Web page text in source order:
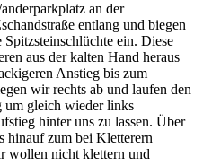
an der
entlang und biegen
ein. Diese
aus der kalten Hand heraus
Anstieg bis zum
wir rechts ab und laufen den
um gleich wieder links
hinter uns zu lassen. Über
hinauf zum bei Kletterern
wollen nicht klettern und